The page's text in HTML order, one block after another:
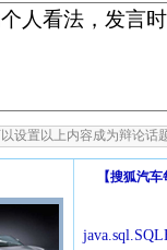
【搜狐汽车